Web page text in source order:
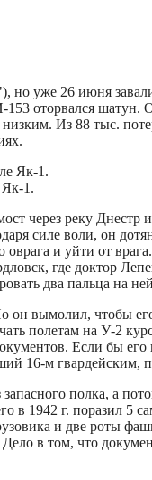
уже 26 июня
оторвался
Из 88 тыс.
1.
через реку Днестр
силе воли, он
и уйти от
где доктор
два пальца на
он вымолил, чтобы
полетам на У-2
Если бы
16-м гвардейским,
полка, а
в 1942 г. поразил 5
и две роты
в том, что